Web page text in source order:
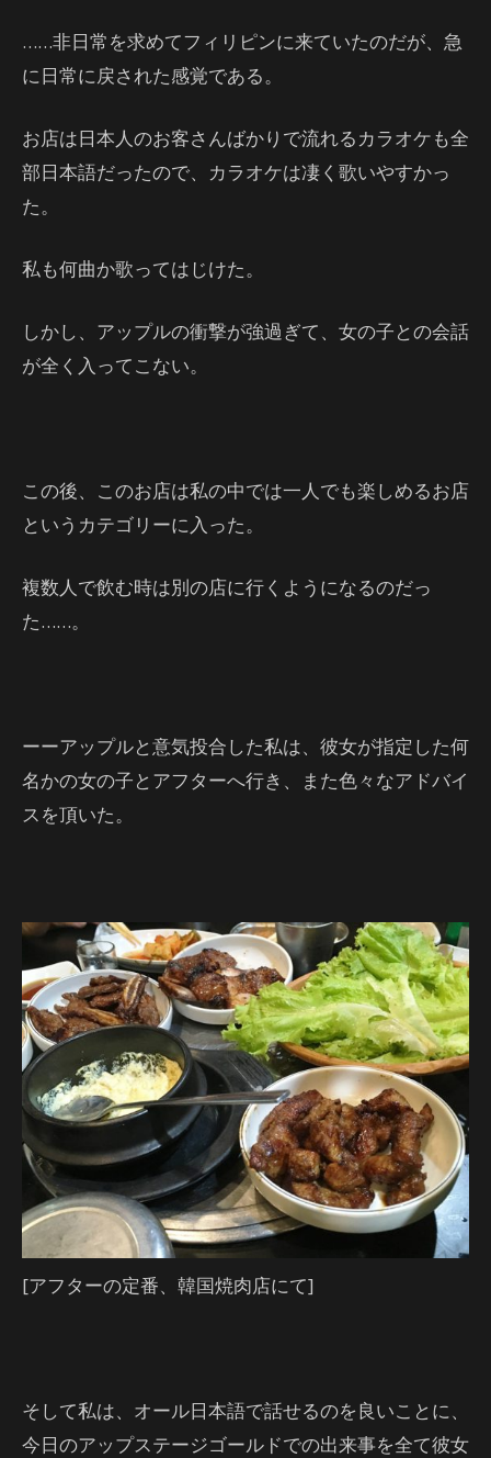
……非日常を求めてフィリピンに来ていたのだが、急
に日常に戻された感覚である。
お店は日本人のお客さんばかりで流れるカラオケも全
部日本語だったので、カラオケは凄く歌いやすかっ
た。
私も何曲か歌ってはじけた。
しかし、アップルの衝撃が強過ぎて、女の子との会話
が全く入ってこない。
この後、このお店は私の中では一人でも楽しめるお店
というカテゴリーに入った。
複数人で飲む時は別の店に行くようになるのだっ
た……。
ーーアップルと意気投合した私は、彼女が指定した何
名かの女の子とアフターへ行き、また色々なアドバイ
スを頂いた。
[アフターの定番、韓国焼肉店にて]
そして私は、オール日本語で話せるのを良いことに、
今日のアップステージゴールドでの出来事を全て彼女